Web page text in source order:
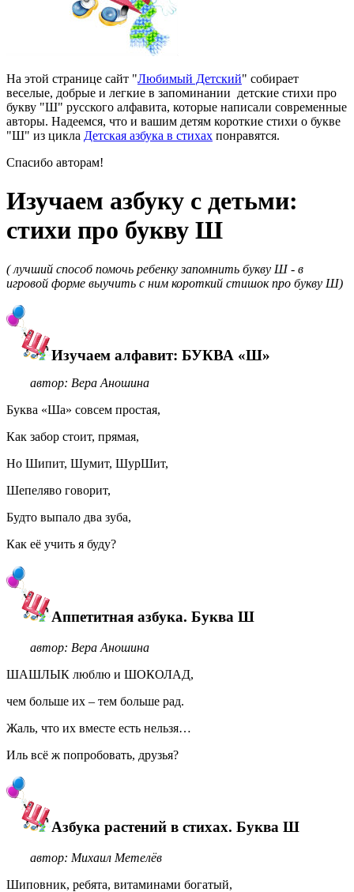
На этой странице сайт "Любимый Детский" собирает
веселые, добрые и легкие в запоминании детские стихи про
букву "Ш" русского алфавита, которые написали современные
авторы. Надеемся, что и вашим детям короткие стихи о букве
"Ш" из цикла Детская азбука в стихах понравятся.
Спасибо авторам!
Изучаем азбуку с детьми:
стихи про букву Ш
( лучший способ помочь ребенку запомнить букву Ш - в
игровой форме выучить с ним короткий стишок про букву Ш)
Изучаем алфавит: БУКВА «Ш»
автор: Вера Аношина
Буква «Ша» совсем простая,
Как забор стоит, прямая,
Но Шипит, Шумит, ШурШит,
Шепеляво говорит,
Будто выпало два зуба,
Как её учить я буду?
Аппетитная азбука. Буква Ш
автор: Вера Аношина
ШАШЛЫК люблю и ШОКОЛАД,
чем больше их – тем больше рад.
Жаль, что их вместе есть нельзя…
Иль всё ж попробовать, друзья?
Азбука растений в стихах. Буква Ш
автор: Михаил Метелёв
Шиповник, ребята, витаминами богатый,